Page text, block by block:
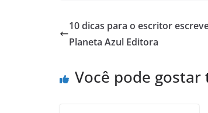
10 dicas para o escritor
Planeta Azul Editora
Você pode gostar